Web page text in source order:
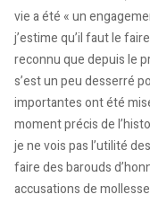
vie a été « un
j’estime qu’il faut le
reconnu que depuis le
s’est un peu desserré
importantes ont été
moment précis de
je ne vois pas l’utilité
faire des barouds
accusations de